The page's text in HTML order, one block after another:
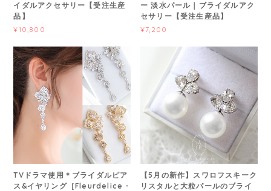
イダルアクセサリー【受注生産
品】
¥10,800
ー 淡水パール｜ブライダルアク
セサリー【受注生産品】
¥7,200
TVドラマ使用＊ブライダルピア
ス&イヤリング［Fleurdelice -
【5月の新作】スワロフスキーク
リスタルと大粒パールのブライ